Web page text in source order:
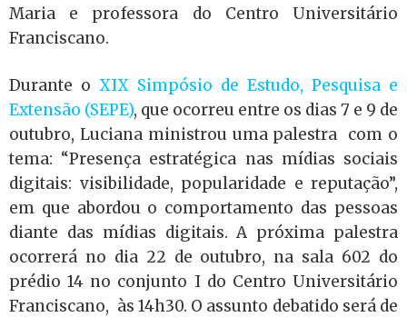
Maria e professora do Centro Universitário
Franciscano.
Durante o XIX Simpósio de Estudo, Pesquisa e
Extensão (SEPE), que ocorreu entre os dias 7 e 9 de
outubro, Luciana ministrou uma palestra com o
tema: “Presença estratégica nas mídias sociais
digitais: visibilidade, popularidade e reputação”,
em que abordou o comportamento das pessoas
diante das mídias digitais. A próxima palestra
ocorrerá no dia 22 de outubro, na sala 602 do
prédio 14 no conjunto I do Centro Universitário
Franciscano, às 14h30. O assunto debatido será de